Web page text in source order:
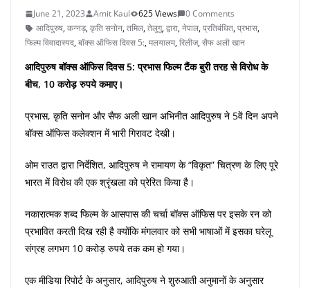
June 21, 2023 Amit Kaul 625 Views
0 Comments
आदिपुरुष,कन्नड़,कृति सनोन,तमिल,तेलुगु,द्वारा,नेपाल,प्रतिबंधित,प्रभास,
फिल्म विवादास्पद,बॉक्स ऑफिस दिवस 5:,मलयालम,रिलीज,सैफ अली खान
आदिपुरुष बॉक्स ऑफिस दिवस 5: प्रभास फिल्म टैंक बुरी तरह से विरोध के
बीच, 10 करोड़ रुपये कमाए।
प्रभास, कृति सनोन और सैफ अली खान अभिनीत आदिपुरुष ने 5वें दिन अपने
बॉक्स ऑफिस कलेक्शन में भारी गिरावट देखी।
ओम राउत द्वारा निर्देशित, आदिपुरुष ने रामायण के “विकृत” चित्रण के लिए पूरे
भारत में विरोध की एक श्रृंखला को प्रेरित किया है।
नकारात्मक शब्द फिल्म के आसपास की चर्चा बॉक्स ऑफिस पर इसके रन को
प्रभावित करती दिख रही है क्योंकि मंगलवार को सभी भाषाओं में इसका घरेलू
संग्रह लगभग 10 करोड़ रुपये तक कम हो गया।
एक मीडिया रिपोर्ट के अनुसार, आदिपुरुष ने शुरुआती अनुमानों के अनुसार